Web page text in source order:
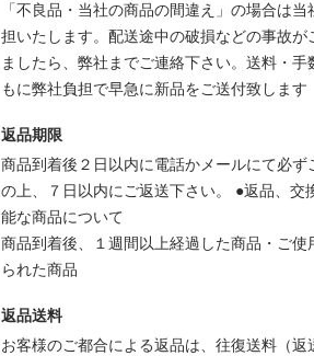
「不良品・当社の商品の間違え」の場合は当
担いたします。配送途中の破損などの事故が
ましたら、弊社までご連絡下さい。送料・手
もに弊社負担で早急に新品をご送付致します
返品期限
商品到着後２日以内に電話かメールにて必ず
の上、７日以内にご返送下さい。 ●返品、交
能な商品について
商品到着後、１週間以上経過した商品・ご使
られた商品
返品送料
お客様のご都合による返品は、往復送料（返